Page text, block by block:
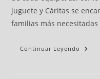
juguete y Cáritas se
familias más
Continuar Leyendo